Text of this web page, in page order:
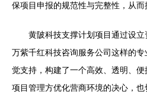
保项目申报的规范性与完整性，从而
黄陂科技支撑计划项目通过设
万紫千红科技咨询服务公司这样的
觉支持，构建了一个高效、透明、
项目管理方优化营商环境的决心，